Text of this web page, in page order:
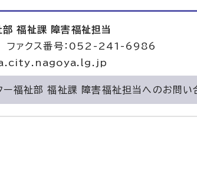
福祉課 障害福祉担当
ァクス番号：052-241-6986
ー福祉部 福祉課 障害福祉担当へのお問い